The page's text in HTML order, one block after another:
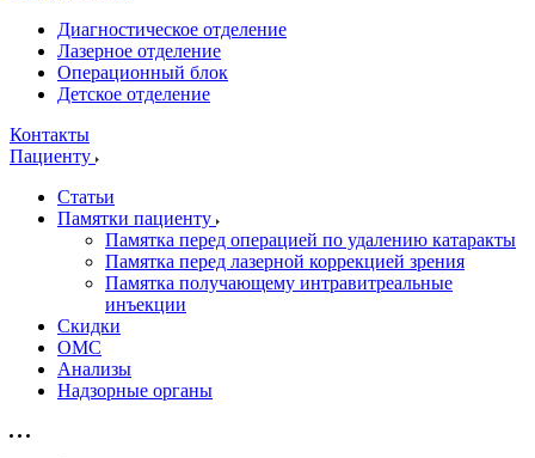
Диагностическое отделение
Лазерное отделение
Операционный блок
Детское отделение
Контакты
Пациенту
Статьи
Памятки пациенту
Памятка перед операцией по удалению катаракты
Памятка перед лазерной коррекцией зрения
Памятка получающему интравитреальные
инъекции
Скидки
ОМС
Анализы
Надзорные органы